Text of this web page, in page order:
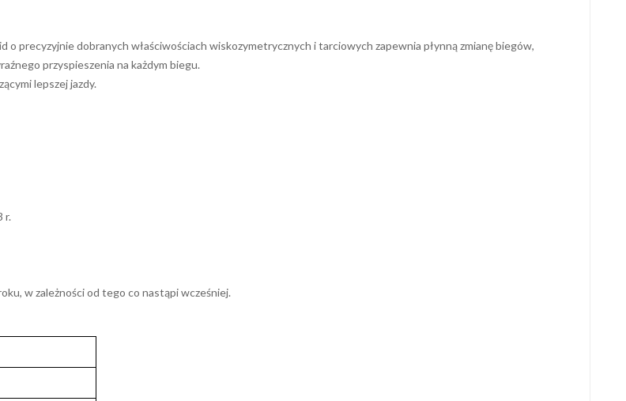
precyzyjnie dobranych właściwościach wiskozymetrycznych i tarciowych zapewnia płynną zmianę biegów,
przyspieszenia na każdym biegu.
lepszej jazdy.
r.
w zależności od tego co nastąpi wcześniej.